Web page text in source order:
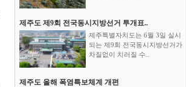
제주도 제9회 전국동시지방선거 투개표..
제주특별자치도는 6월 3일 실시
되는 제9회 전국동시지방선거가
차질없이 치러질 수..
제주도 올해 폭염특보체계 개편